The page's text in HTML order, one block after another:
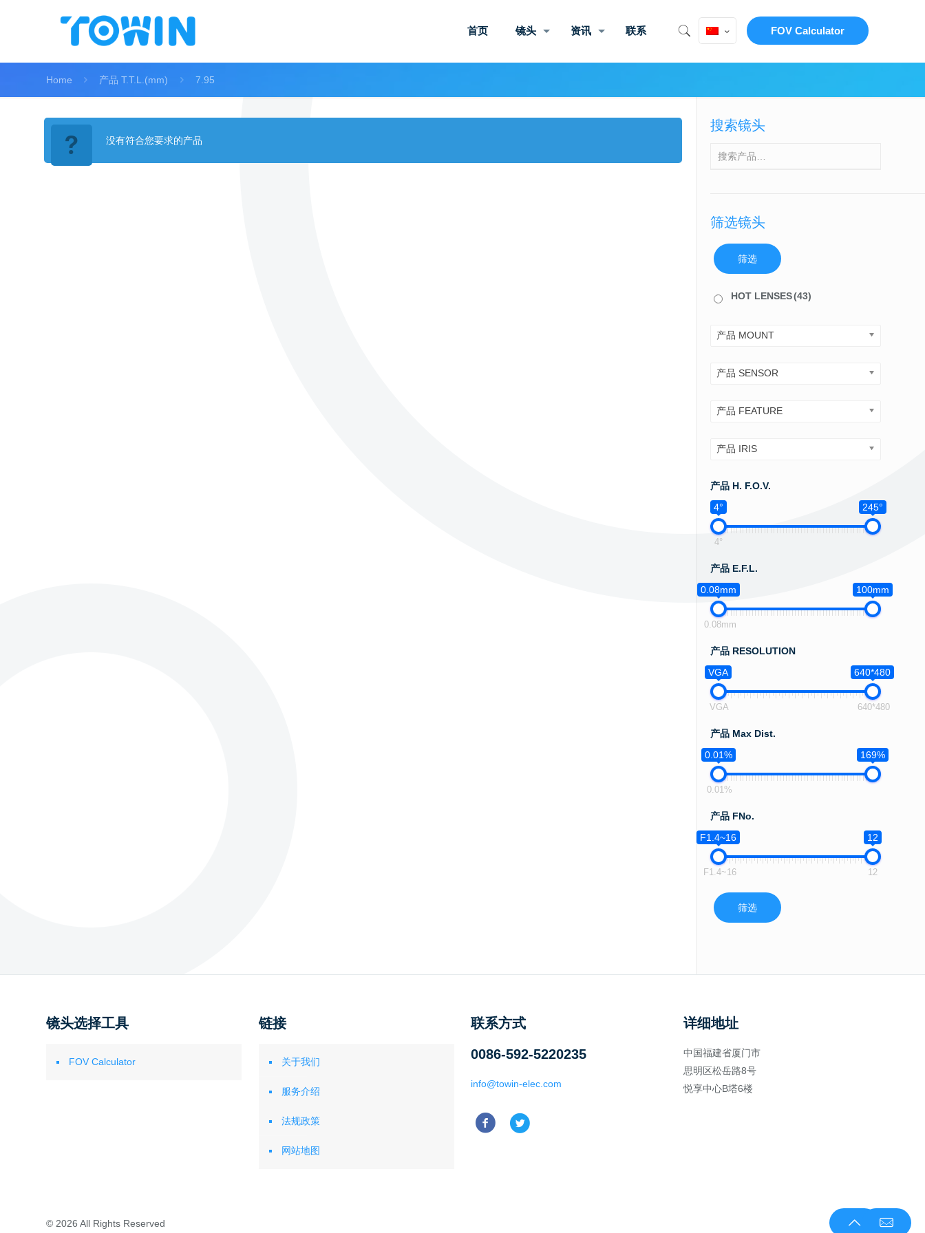
首页 镜头 资讯 联系 FOV Calculator
Home 产品 T.T.L.(mm) 7.95
没有符合您要求的产品
搜索镜头
筛选镜头
筛选
HOT LENSES(43)
产品 MOUNT
产品 SENSOR
产品 FEATURE
产品 IRIS
产品 H. F.O.V.
4°
245°
4°
产品 E.F.L.
0.08mm
100mm
0.08mm
产品 RESOLUTION
VGA
640*480
VGA 640*480
产品 Max Dist.
0.01%
169%
0.01%
产品 FNo.
F1.4~16
12
F1.4~16 12
筛选
镜头选择工具
FOV Calculator
链接
关于我们
服务介绍
法规政策
网站地图
联系方式
0086-592-5220235
info@towin-elec.com
详细地址
中国福建省厦门市
思明区松岳路8号
悦享中心B塔6楼
© 2026 All Rights Reserved